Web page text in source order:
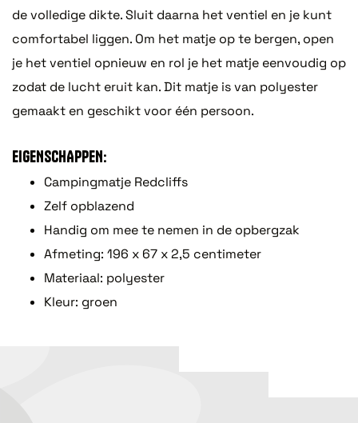
de volledige dikte. Sluit daarna het ventiel en je kunt
comfortabel liggen. Om het matje op te bergen, open
je het ventiel opnieuw en rol je het matje eenvoudig op
zodat de lucht eruit kan. Dit matje is van polyester
gemaakt en geschikt voor één persoon.
EIGENSCHAPPEN:
Campingmatje Redcliffs
Zelf opblazend
Handig om mee te nemen in de opbergzak
Afmeting: 196 x 67 x 2,5 centimeter
Materiaal: polyester
Kleur: groen